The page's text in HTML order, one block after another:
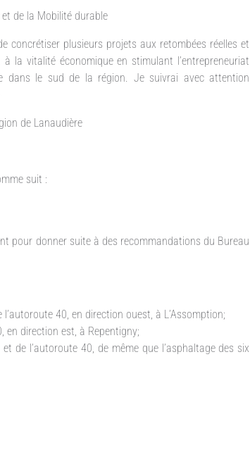
de la Mobilité durable
concrétiser plusieurs projets aux retombées réelles et
la vitalité économique en stimulant l’entrepreneuriat
dans le sud de la région. Je suivrai avec attention
de Lanaudière
suit :
pour donner suite à des recommandations du Bureau
40, en direction ouest, à L’Assomption;
en direction est, à Repentigny;
de l’autoroute 40, de même que l’asphaltage des six